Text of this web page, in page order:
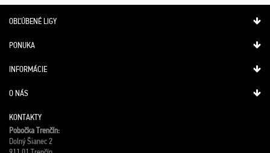
OBĽÚBENÉ LIGY
PONUKA
INFORMÁCIE
O NÁS
KONTAKTY
Pobočka Trenčín:
Dolný Šianec 2